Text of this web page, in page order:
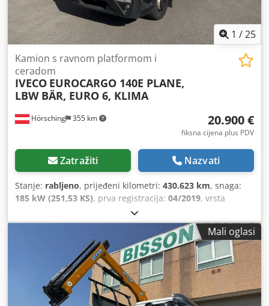
1 /25
Hörsching 355 km
Kamion s ravnom platformom i
ceradom
IVECO EUROCARGO 140E PLANE,
LBW BÄR, EURO 6, KLIMA
20.900 €
fiksna cijena plus PDV
Zatražiti Nazvati
Stanje: rabljeno, prijeđeni kilometri: 430.623 km, snaga:
185 kW (251,53 KS), prva registracija: 04/2019, vrsta
, masa praznog vozila:
nosivost:7.165 kg, ukupna masa:14.000 kg, dimenzija
, konfiguracija osovina:2 osovine,
kočenje motorom, vozačeva kabina:dnevna
, vrsta prijenosa:automatski, emisijska klasa:Euro
čelik-zrak, broj sjedala:2, Oprema:ABS, blokada
diferencijala, klima uređaj, komprimirani zračni kočioni
sustav, registracija kamiona
Mali oglasi